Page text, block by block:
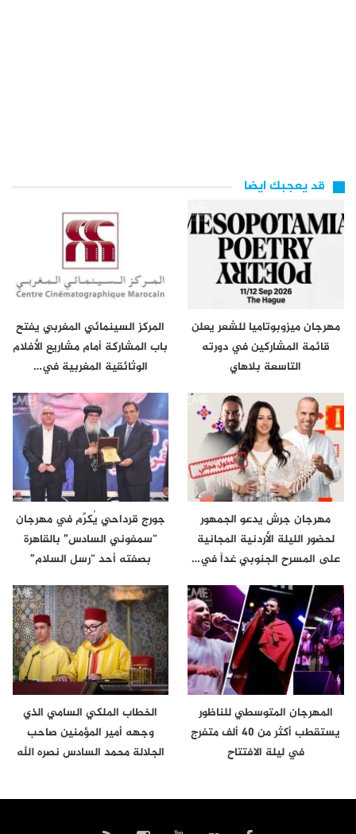
قد يعجبك ايضا
مهرجان ميزوبوتاميا للشعر يعلن
قائمة المشاركين في دورته
التاسعة بلاهاي
المركز السينمائي المغربي يفتح
باب المشاركة أمام مشاريع الأفلام
الوثائقية المغربية في…
مهرجان جرش يدعو الجمهور
لحضور الليلة الأردنية المجانية
على المسرح الجنوبي غداً في…
جورج قرداحي يُكرَّم في مهرجان
“سمفوني السادس” بالقاهرة
بصفته أحد “رسل السلام”
المهرجان المتوسطي للناظور
يستقطب أكثر من 40 ألف متفرج
في ليلة الافتتاح
الخطاب الملكي السامي الذي
وجهه أمير المؤمنين صاحب
الجلالة محمد السادس نصره الله